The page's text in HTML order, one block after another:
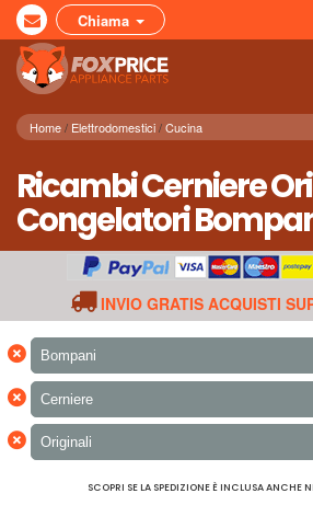
Chiama
Home Elettrodomestici Cucina
Ricambi Cerniere
Congelatori
INVIO GRATIS ACQUISTI
× Bompani
× Cerniere
× Originali
SCOPRI SE LA SPEDIZIONE È INCLUSA ANCHE